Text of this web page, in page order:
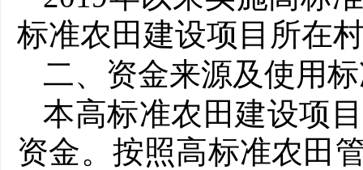
标准农田建设项目所在
二、资金来源及使用
本高标准农田建设项
资金。按照高标准农田